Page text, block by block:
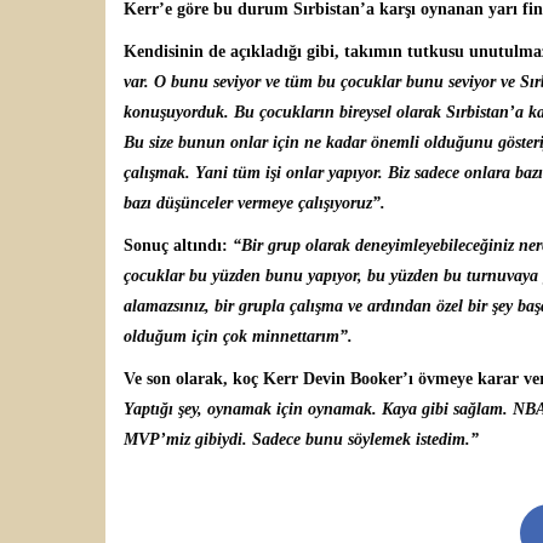
Kerr’e göre bu durum Sırbistan’a karşı oynanan yarı
Kendisinin de açıkladığı gibi, takımın tutkusu
var. O bunu seviyor ve tüm bu çocuklar bunu seviyor ve
konuşuyorduk. Bu çocukların bireysel olarak Sırbistan’a
Bu size bunun onlar için ne kadar önemli olduğunu
çalışmak. Yani tüm işi onlar yapıyor. Biz sadece onlara
bazı düşünceler vermeye çalışıyoruz”.
Sonuç altındı: “Bir grup olarak deneyimleyebileceğiniz
çocuklar bu yüzden bunu yapıyor, bu yüzden bu
alamazsınız, bir grupla çalışma ve ardından özel bir şey
olduğum için çok minnettarım”.
Ve son olarak, koç Kerr Devin Booker’ı övmeye karar
Yaptığı şey, oynamak için oynamak. Kaya gibi sağlam.
MVP’miz gibiydi. Sadece bunu söylemek istedim.”